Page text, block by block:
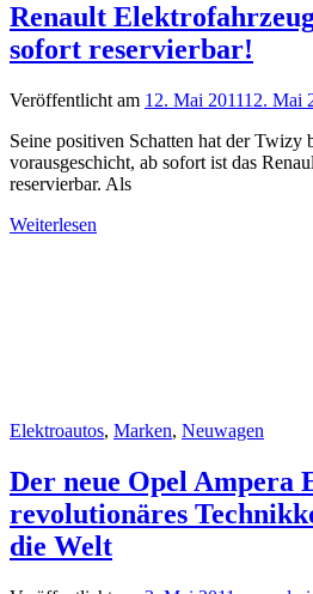
Renault
sofort reservierbar!
Veröffentlicht am 12. Mai 201112. Mai
Seine positiven Schatten hat der Twizy
vorausgeschicht, ab sofort ist das
reservierbar. Als
Weiterlesen
Elektroautos, Marken, Neuwagen
Der neue Opel Ampera
revolutionäres
die Welt